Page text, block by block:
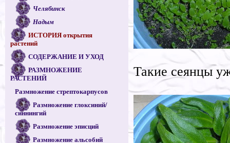
Челябинск
Надым
ИСТОРИЯ открытия
растений
СОДЕРЖАНИЕ И УХОД
РАЗМНОЖЕНИЕ
РАСТЕНИЙ
Размножение стрептокарпусов
Размножение глоксиний/
синнингий
Размножение эписций
Размножение альсобий
Такие сеянцы